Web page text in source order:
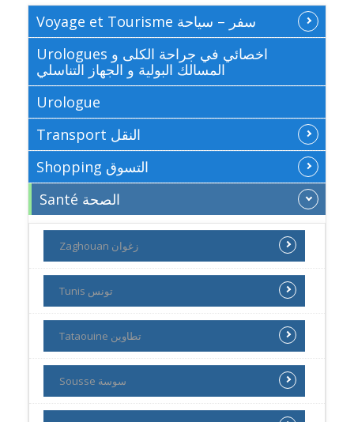
Voyage et Tourisme سفر – سياحة
Urologues اخصائي في جراحة الكلى و
المسالك البولية و الجهاز التناسلي
Urologue
Transport النقل
Shopping التسوق
Santé الصحة
Zaghouan زغوان
Tunis تونس
Tataouine تطاوين
Sousse سوسة